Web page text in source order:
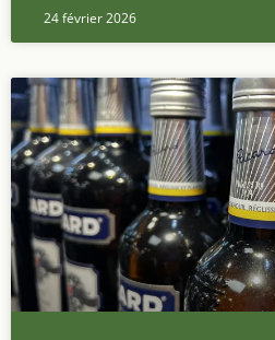
24 février 2026